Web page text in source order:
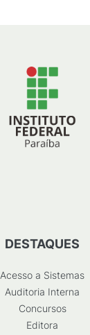
DESTAQUES
Acesso a Sistemas
Auditoria Interna
Concursos
Editora